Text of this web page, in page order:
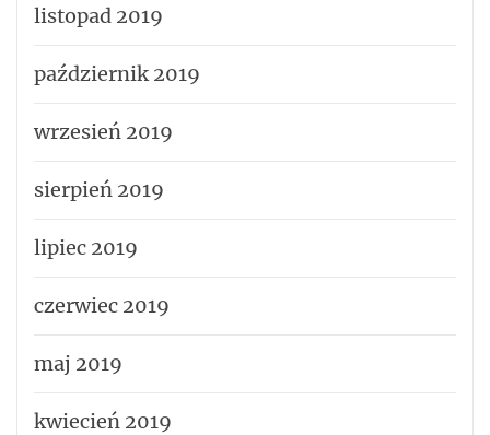
listopad 2019
październik 2019
wrzesień 2019
sierpień 2019
lipiec 2019
czerwiec 2019
maj 2019
kwiecień 2019